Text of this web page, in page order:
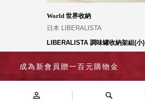
成為新會員贈一百元購物金
World 世界收納
日本 LIBERALISTA
LIBERALISTA 調味罐收納架組(小)
1,680 1,380